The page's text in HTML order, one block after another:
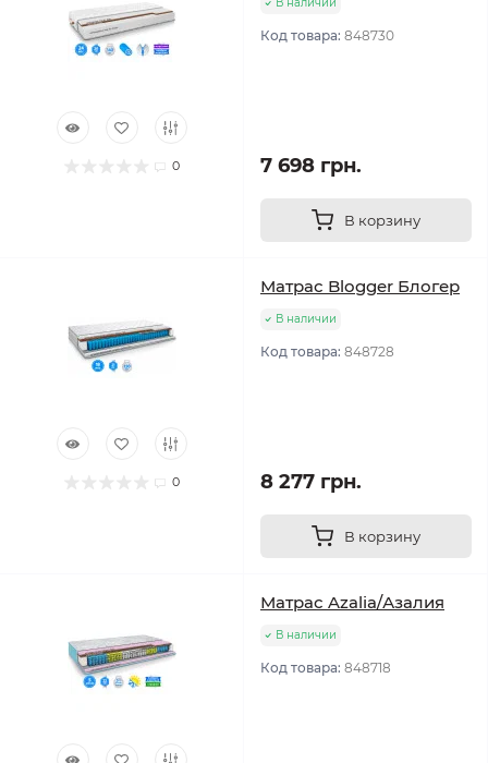
0
Код товара: 848730
7 698 грн.
В корзину
0
Матрас Blogger Блогер
В наличии
Код товара: 848728
8 277 грн.
В корзину
Матрас Azalia/Азалия
В наличии
Код товара: 848718